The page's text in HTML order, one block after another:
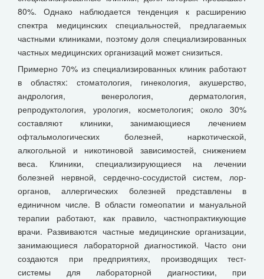
80%. Однако наблюдается тенденция к расширению
спектра медицинских специальностей, предлагаемых
частными клиниками, поэтому доля специализированных
частных медицинских организаций может снизиться.
Примерно 70% из специализированных клиник работают
в областях: стоматология, гинекология, акушерство,
андрология, венерология, дерматология,
репродуктология, урология, косметология; около 30%
составляют клиники, занимающиеся лечением
офтальмологических болезней, наркотической,
алкогольной и никотиновой зависимостей, снижением
веса. Клиники, специализирующиеся на лечении
болезней нервной, сердечно-сосудистой систем, лор-
органов, аллергических болезней представлены в
единичном числе. В области гомеопатии и мануальной
терапии работают, как правило, частнопрактикующие
врачи. Развиваются частные медицинские организации,
занимающиеся лабораторной диагностикой. Часто они
создаются при предприятиях, производящих тест-
системы для лабораторной диагностики, при